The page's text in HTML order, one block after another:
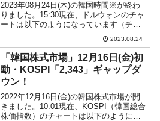
2023年08月24日(木)の韓国時間※が終わ
りました。15:30現在、ドルウォンのチャ
ートは以下のようになっています（チャ
ートは『Investing.com』より引用）。陰
線が長くなりました。大きくウォン高方
向へ動いています。現在のところ...
2023.08.24
「韓国株式市場」12月16日(金)初
動・KOSPI「2,343」ギャップダ
ウン！
2022年12月16日(金)の韓国株式市場が開
きました。10:01現在、KOSPI（韓国総合
株価指数）のチャートは以下のようにな